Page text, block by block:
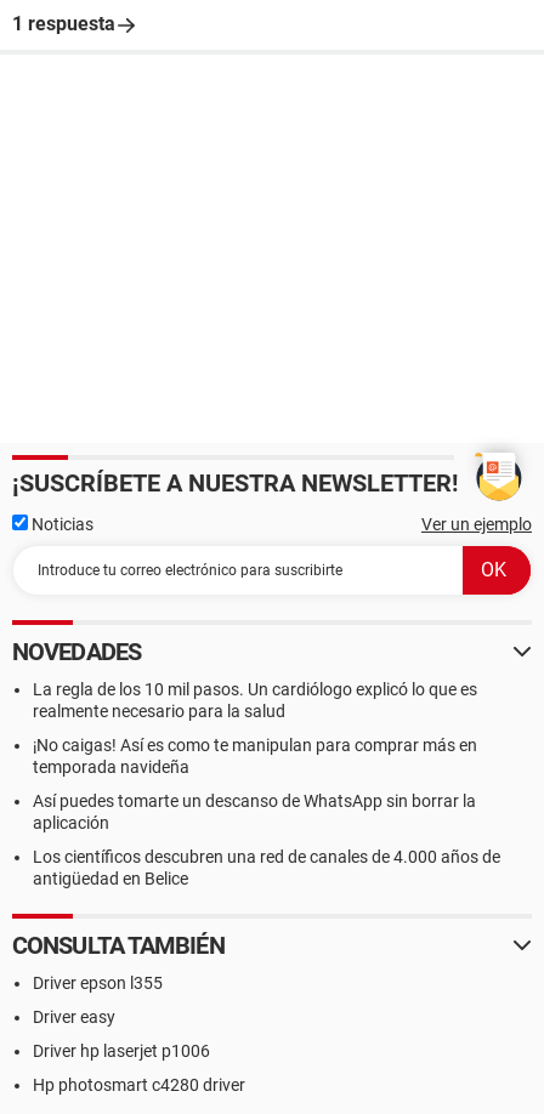
1 respuesta
¡SUSCRÍBETE A NUESTRA NEWSLETTER!
Noticias Ver un ejemplo
NOVEDADES
La regla de los 10 mil pasos. Un cardiólogo explicó lo que es
realmente necesario para la salud
¡No caigas! Así es como te manipulan para comprar más en
temporada navideña
Así puedes tomarte un descanso de WhatsApp sin borrar la
aplicación
Los científicos descubren una red de canales de 4.000 años de
antigüedad en Belice
CONSULTA TAMBIÉN
Driver epson l355
Driver easy
Driver hp laserjet p1006
Hp photosmart c4280 driver